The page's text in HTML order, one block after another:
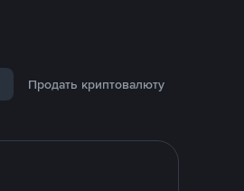
Продать криптовалюту